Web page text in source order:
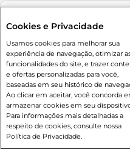
Rio de Janeiro (RJ)
Caso queira comprar
suas compras:
Entrega em casa
Adolescente). Preços e
prévio. O valor mínimo
80,00.
© 2026
Cookies e Privacidade
Usamos cookies para melhorar sua
experiência de navegação, otimizar
funcionalidades do site, e trazer
e ofertas personalizadas para você,
baseadas em seu histórico de
Ao clicar em aceitar, você concorda
armazenar cookies em seu
Para informações mais detalhadas a
respeito de cookies, consulte nossa
Política de Privacidade.